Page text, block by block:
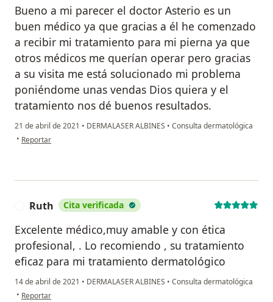
Bueno a mi parecer el doctor Asterio es un
buen médico ya que gracias a él he comenzado
a recibir mi tratamiento para mi pierna ya que
otros médicos me querían operar pero gracias
a su visita me está solucionado mi problema
poniéndome unas vendas Dios quiera y el
tratamiento nos dé buenos resultados.
21 de abril de 2021 • DERMALASER ALBINES • Consulta dermatológica
• en opinión del usuario Bienaventurada Ramos Yarleque
Reportar
Ruth Cita verificada
Excelente médico,muy amable y con ética
profesional, . Lo recomiendo , su tratamiento
eficaz para mi tratamiento dermatológico
14 de abril de 2021 • DERMALASER ALBINES • Consulta dermatológica
• en opinión del usuario Ruth
Reportar